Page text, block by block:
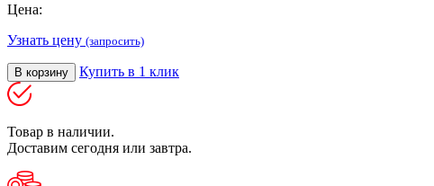
Цена:
Узнать цену (запросить)
В корзину Купить в 1 клик
Товар в наличии.
Доставим сегодня или завтра.